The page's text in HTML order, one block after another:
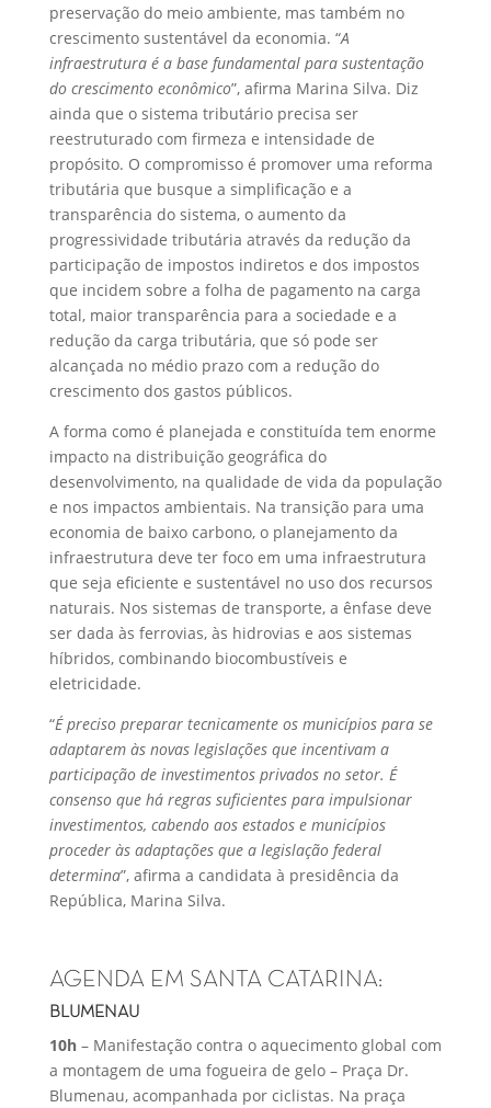
preservação do meio ambiente, mas também no
crescimento sustentável da economia. “A
infraestrutura é a base fundamental para sustentação
do crescimento econômico”, afirma Marina Silva. Diz
ainda que o sistema tributário precisa ser
reestruturado com firmeza e intensidade de
propósito. O compromisso é promover uma reforma
tributária que busque a simplificação e a
transparência do sistema, o aumento da
progressividade tributária através da redução da
participação de impostos indiretos e dos impostos
que incidem sobre a folha de pagamento na carga
total, maior transparência para a sociedade e a
redução da carga tributária, que só pode ser
alcançada no médio prazo com a redução do
crescimento dos gastos públicos.
A forma como é planejada e constituída tem enorme
impacto na distribuição geográfica do
desenvolvimento, na qualidade de vida da população
e nos impactos ambientais. Na transição para uma
economia de baixo carbono, o planejamento da
infraestrutura deve ter foco em uma infraestrutura
que seja eficiente e sustentável no uso dos recursos
naturais. Nos sistemas de transporte, a ênfase deve
ser dada às ferrovias, às hidrovias e aos sistemas
híbridos, combinando biocombustíveis e
eletricidade.
“É preciso preparar tecnicamente os municípios para se
adaptarem às novas legislações que incentivam a
participação de investimentos privados no setor. É
consenso que há regras suficientes para impulsionar
investimentos, cabendo aos estados e municípios
proceder às adaptações que a legislação federal
determina”, afirma a candidata à presidência da
República, Marina Silva.
AGENDA EM SANTA CATARINA:
BLUMENAU
10h– Manifestação contra o aquecimento global com
a montagem de uma fogueira de gelo – Praça Dr.
Blumenau, acompanhada por ciclistas. Na praça